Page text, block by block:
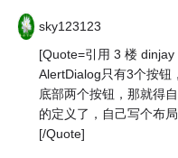
sky123123
[Quote=引用 3 楼 dinjay
AlertDialog只有3个按钮
底部两个按钮，那就得
的定义了，自己写个布局
[/Quote]